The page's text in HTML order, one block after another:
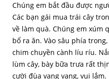
Chúng em bắt đầu được
Các bạn gái mua trái cây
về làm quà. Chúng em xúm
bổ ra ăn. Vào sâu phía
chim chuyền cành líu ríu.
lùm cây, bày bữa trưa rất
cười đùa vang vang, vui lắm.